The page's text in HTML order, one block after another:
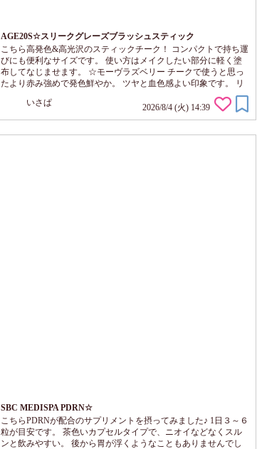
AGE20S☆スリークグレーズブラッシュスティック
こちら高発色&高光沢のスティックチーク！ コンパクトで持ち運
びにも便利なサイズです。 使い方はメイクしたい部分に軽く塗
布してなじませます。 ☆モーヴラズベリー チークで使うと思っ
たより赤み強めで発色鮮やか。 ツヤと血色感よい印象です。 リ
ップではローズピンクっぽい発色。 ☆ローズラテブラウン ３色
の中で発色が一番控えめ、抜け感あるブラウン系のハイライトな
印象。 リップに使うとベージュっぽい発色に見えました。 ☆ウ
いさぱ 2026/8/4 (火) 14:39
SBC MEDISPA PDRN☆
こちらPDRNが配合のサプリメントを摂ってみました♪ 1日３～６
粒が目安です。 茶色いカプセルタイプで、ニオイなどなくスル
ンと飲みやすい。 後から胃が浮くようなこともありませんでし